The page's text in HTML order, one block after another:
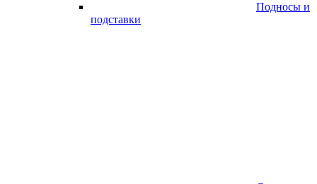
Подносы и
подставки